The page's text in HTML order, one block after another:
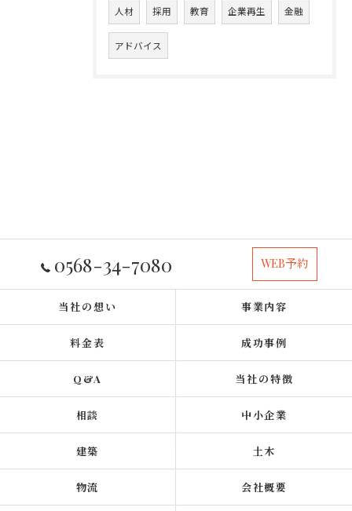
人材 採用 教育 企業再生 金融
アドバイス
0568-34-7080 WEB予約
当社の想い 事業内容
料金表 成功事例
Q&A 当社の特徴
相談 中小企業
建築 土木
物流 会社概要